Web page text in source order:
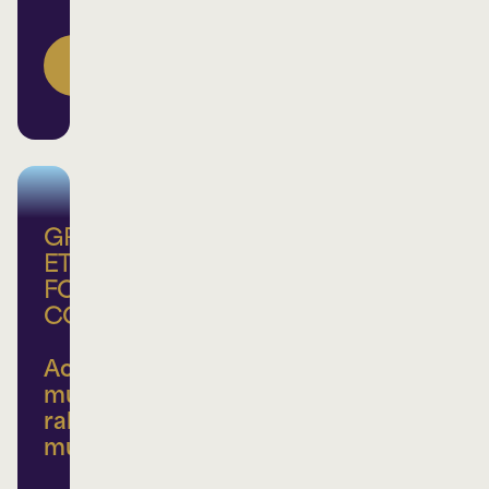
GROUPE
ET
FORFAIT
CORPORATIF
Achats
multiples,
rabais
multiples